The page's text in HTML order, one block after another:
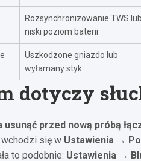
Rozsynchronizowanie TWS lub
niski poziom baterii
Uszkodzone gniazdo lub
wyłamany styk
dotyczy
przed nową próbą
się w Ustawienia →
to podobnie: Ustawienia →